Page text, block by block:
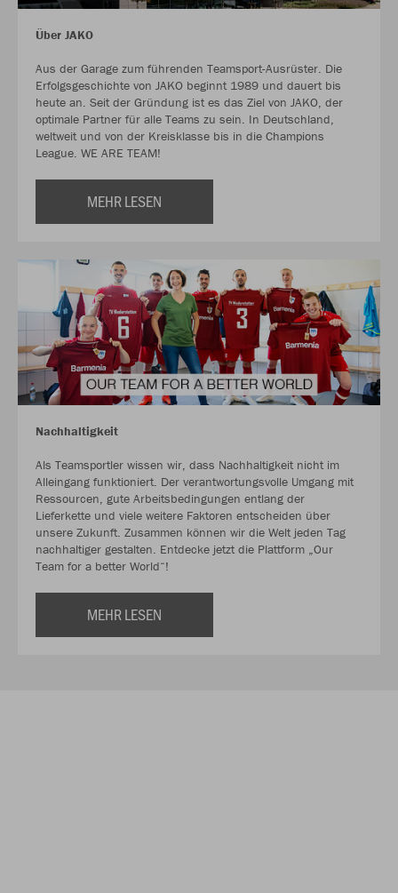
Über JAKO
Aus der Garage zum führenden Teamsport-Ausrüster. Die
Erfolgsgeschichte von JAKO beginnt 1989 und dauert bis
heute an. Seit der Gründung ist es das Ziel von JAKO, der
optimale Partner für alle Teams zu sein. In Deutschland,
weltweit und von der Kreisklasse bis in die Champions
League. WE ARE TEAM!
MEHR LESEN
Nachhaltigkeit
Als Teamsportler wissen wir, dass Nachhaltigkeit nicht im
Alleingang funktioniert. Der verantwortungsvolle Umgang mit
Ressourcen, gute Arbeitsbedingungen entlang der
Lieferkette und viele weitere Faktoren entscheiden über
unsere Zukunft. Zusammen können wir die Welt jeden Tag
nachhaltiger gestalten. Entdecke jetzt die Plattform „Our
Team for a better World“!
MEHR LESEN